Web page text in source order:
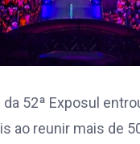
52ª Exposul
ao reunir mais de